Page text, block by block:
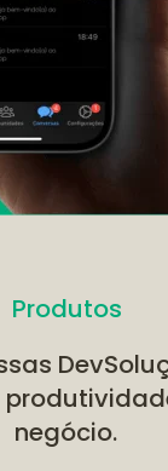
Produtos
negócio.